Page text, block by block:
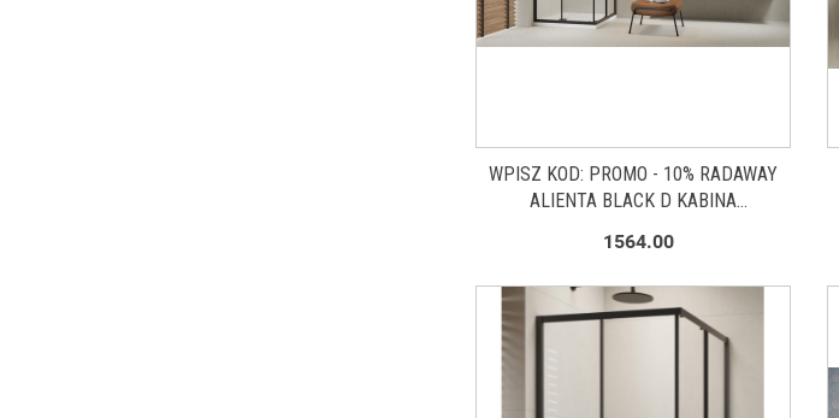
WPISZ KOD: PROMO - 10% RADAWAY
ALIENTA BLACK D KABINA
PROSTOKĄTNA CZARNY MAT/SZKŁO
PRZEZROCZYSTE 10258090-54-01
1564.00